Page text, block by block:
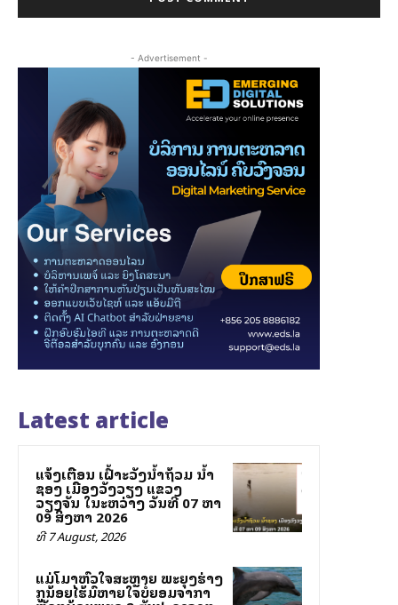
- Advertisement -
Latest article
ແຈ້ງເຕືອນ ເຝົ້າລະວັງນ້ຳຖ້ວມ ນ້ຳ
ຊອງ ເມືອງວັງວຽງ ແຂວງ
ວຽງຈັນ ໃນລະຫວ່າງ ວັນທີ 07 ຫາ
09 ສິງຫາ 2026
ທີ 7 August, 2026
ແມ່ໂລມາຫົວໃຈສະຫຼາຍ ພະຍຸງຮ່າງ
ລູກນ້ອຍໄຮ້ລົມຫາຍໃຈບໍ່ຍອມຈາກລາ